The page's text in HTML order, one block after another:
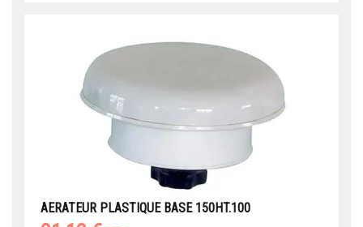
AERATEUR PLASTIQUE BASE 150HT.100